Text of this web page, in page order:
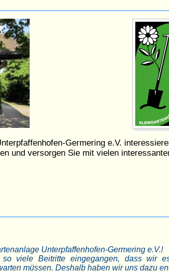
Germering e.V.
und versorgen Sie mit vielen
Unterpfaffenhofen-Germering e.V.!
viele Beitritte eingegangen, dass wir
müssen. Deshalb haben wir uns dazu